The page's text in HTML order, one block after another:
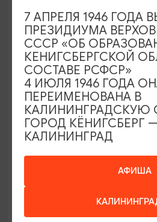
МАСТЕР-КЛАССЫ
Мастер-классы по
Бодяковой
Калининград, ул. Баранова, 45
АФИША
7 АПРЕЛЯ 1946 ГОДА
ПРЕЗИДИУМА
СССР «ОБ
КЕНИГСБЕРГСКОЙ
СОСТАВЕ РСФСР»
4 ИЮЛЯ 1946 ГОДА
ПЕРЕИМЕНОВАНА В
КАЛИНИНГРАДСКУЮ
ГОРОД КЁНИГСБЕРГ
КАЛИНИНГРАД